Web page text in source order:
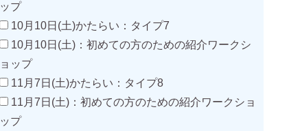
ップ
10月10日(土)かたらい：タイプ7
10月10日(土)：初めての方のための紹介ワークシ
ョップ
11月7日(土)かたらい：タイプ8
11月7日(土)：初めての方のための紹介ワークショ
ップ